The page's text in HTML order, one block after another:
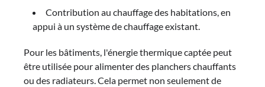
Contribution au chauffage des habitations, en
appui à un système de chauffage existant.
Pour les bâtiments, l'énergie thermique captée peut
être utilisée pour alimenter des planchers chauffants
ou des radiateurs. Cela permet non seulement de